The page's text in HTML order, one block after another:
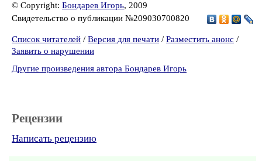
© Copyright: Бондарев Игорь, 2009
Свидетельство о публикации №209030700820
Список читателей / Версия для печати / Разместить анонс /
Заявить о нарушении
Другие произведения автора Бондарев Игорь
Рецензии
Написать рецензию